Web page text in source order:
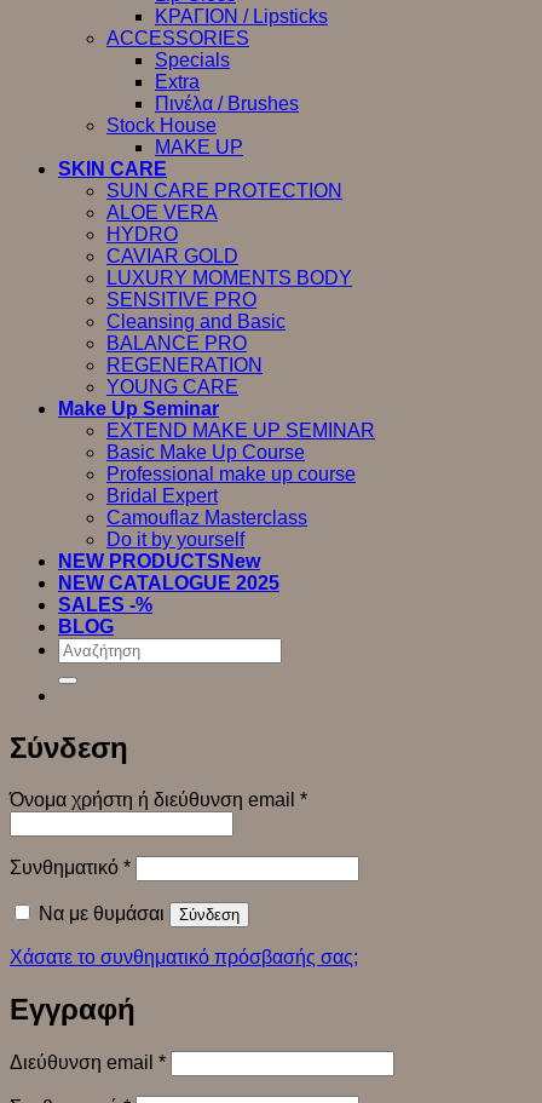
ΚΡΑΓΙΟΝ / Lipsticks
ACCESSORIES
Specials
Extra
Πινέλα / Brushes
Stock House
MAKE UP
SKIN CARE
SUN CARE PROTECTION
ALOE VERA
HYDRO
CAVIAR GOLD
LUXURY MOMENTS BODY
SENSITIVE PRO
Cleansing and Basic
BALANCE PRO
REGENERATION
YOUNG CARE
Make Up Seminar
EXTEND MAKE UP SEMINAR
Basic Make Up Course
Professional make up course
Bridal Expert
Camouflaz Masterclass
Do it by yourself
NEW PRODUCTS
NEW CATALOGUE 2025
SALES -%
BLOG
Αναζήτηση
για:
Σύνδεση
Όνομα χρήστη ή διεύθυνση email *Απαιτείται
Συνθηματικό *Απαιτείται
Να με θυμάσαι Σύνδεση
Χάσατε το συνθηματικό πρόσβασής σας;
Εγγραφή
Διεύθυνση email *Απαιτείται